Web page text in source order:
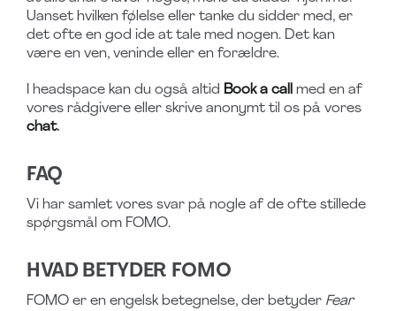
Uanset hvilken følelse eller tanke du sidder med, er
det ofte en god ide at tale med nogen. Det kan
være en ven, veninde eller en forældre.
I headspace kan du også altid Book a call
med en af
vores rådgivere eller skrive anonymt til os på vores
chat.
FAQ
Vi har samlet vores svar på nogle af de ofte stillede
spørgsmål om FOMO.
HVAD BETYDER FOMO
FOMO er en engelsk betegnelse, der betyder Fear